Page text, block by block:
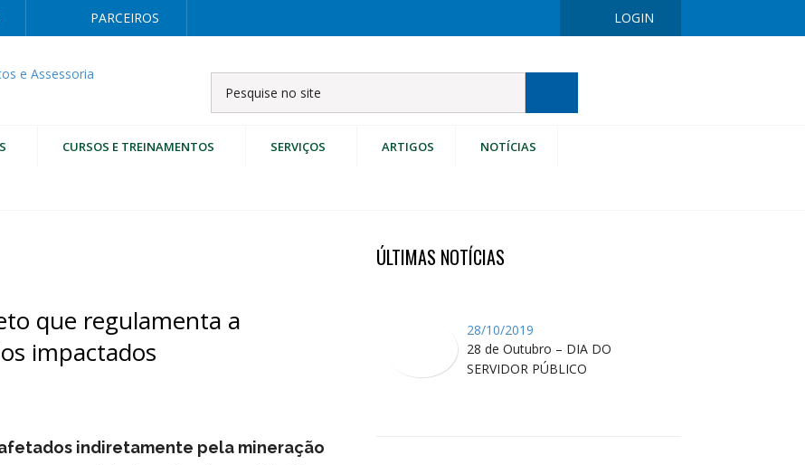
PARCEIROS LOGIN
CURSOS E TREINAMENTOS SERVIÇOS ARTIGOS NOTÍCIAS
que regulamenta a
impactados
indiretamente pela mineração
ÚLTIMAS NOTÍCIAS
28/10/2019
28 de Outubro – DIA DO
SERVIDOR PÚBLICO